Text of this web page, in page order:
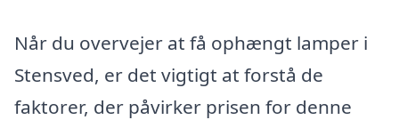
Når du overvejer at få ophængt lamper i
Stensved, er det vigtigt at forstå de
faktorer, der påvirker prisen for denne